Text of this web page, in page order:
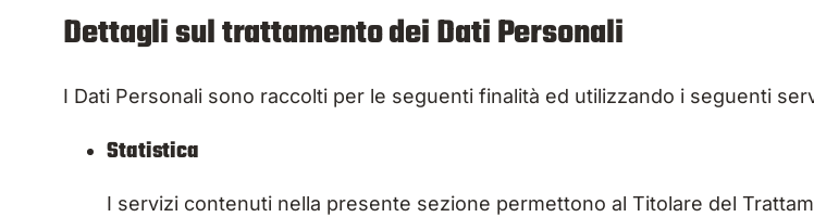
Dettagli sul trattamento dei Dati Personali
I Dati Personali sono raccolti per le seguenti finalità ed utilizzando i seguenti
Statistica
I servizi contenuti nella presente sezione permettono al Titolare del